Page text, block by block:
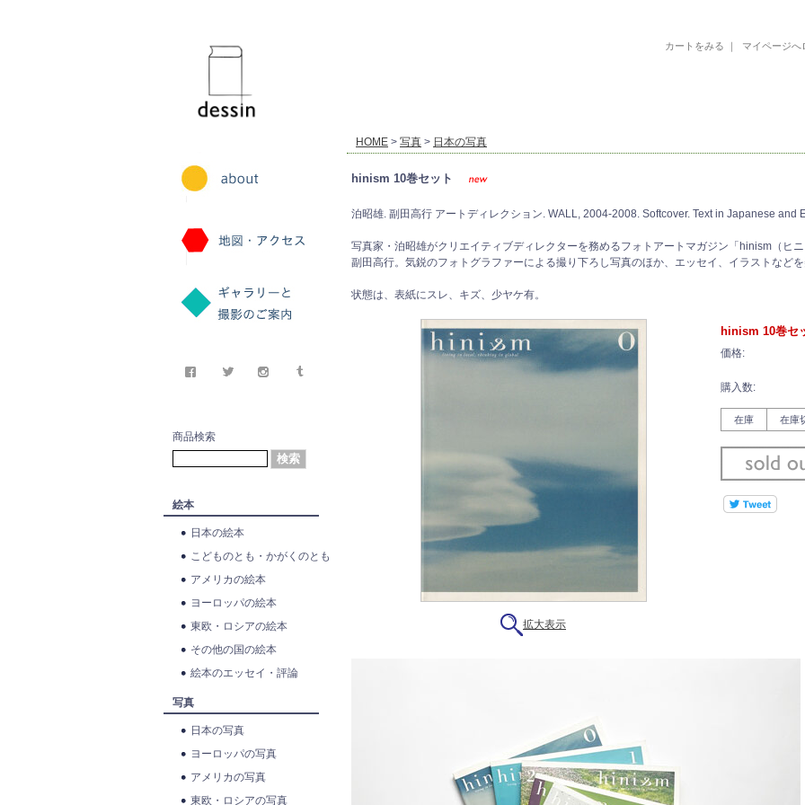
カートをみる ｜ マイページへ
商品検索
絵本
日本の絵本
こどものとも・かがくのとも
アメリカの絵本
ヨーロッパの絵本
東欧・ロシアの絵本
その他の国の絵本
絵本のエッセイ・評論
写真
日本の写真
ヨーロッパの写真
アメリカの写真
東欧・ロシアの写真
HOME > 写真 > 日本の写真
hinism 10巻セット
泊昭雄. 副田高行 アートディレクション. WALL, 2004-2008. Softcover. Text in Japanese and
写真家・泊昭雄がクリエイティブディレクターを務めるフォトアートマガジン「hinism（ヒ
副田高行。気鋭のフォトグラファーによる撮り下ろし写真のほか、エッセイ、イラストなど
状態は、表紙にスレ、キズ、少ヤケ有。
拡大表示
hinism 10巻セ
価格:
購入数:
在庫 在庫